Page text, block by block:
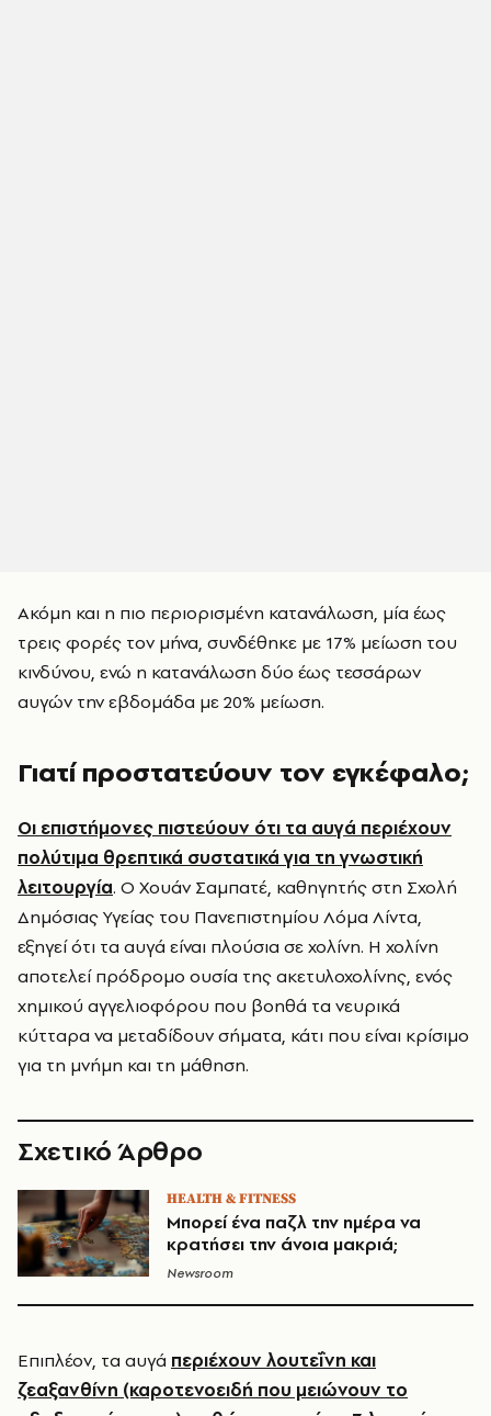
Ακόμη και η πιο περιορισμένη κατανάλωση, μία έως
τρεις φορές τον μήνα, συνδέθηκε με 17% μείωση του
κινδύνου, ενώ η κατανάλωση δύο έως τεσσάρων
αυγών την εβδομάδα με 20% μείωση.
Γιατί προστατεύουν τον εγκέφαλο;
Οι επιστήμονες πιστεύουν ότι τα αυγά περιέχουν
πολύτιμα θρεπτικά συστατικά για τη γνωστική
λειτουργία. Ο Χουάν Σαμπατέ, καθηγητής στη Σχολή
Δημόσιας Υγείας του Πανεπιστημίου Λόμα Λίντα,
εξηγεί ότι τα αυγά είναι πλούσια σε χολίνη. Η χολίνη
αποτελεί πρόδρομο ουσία της ακετυλοχολίνης, ενός
χημικού αγγελιοφόρου που βοηθά τα νευρικά
κύτταρα να μεταδίδουν σήματα, κάτι που είναι κρίσιμο
για τη μνήμη και τη μάθηση.
Σχετικό Άρθρο
HEALTH & FITNESS
Μπορεί ένα παζλ την ημέρα να
κρατήσει την άνοια μακριά;
Newsroom
Επιπλέον, τα αυγά περιέχουν λουτεΐνη και
ζεαξανθίνη (καροτενοειδή που μειώνουν το